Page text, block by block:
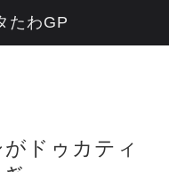
ドゥカティ
たわGP